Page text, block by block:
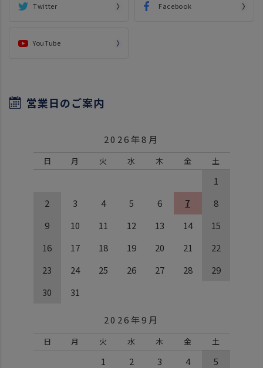
Twitter Facebook
YouTube
営業日のご案内
2026年8月
日 月 火 水 木 金 土
1
2
3 4 5 6 7
8
9
10 11 12 13 14
15
16
17 18 19 20 21
22
23
24 25 26 27 28
29
30
31
2026年9月
日 月 火 水 木 金 土
1 2 3 4
5